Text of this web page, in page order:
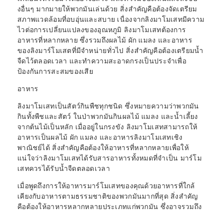
งอื่นๆ มากมายให้พวกมันเล่นด้วย สิ่งสำคัญคือต้องจัดเตรียม
สภาพแวดล้อมที่อบอุ่นและสบาย เนื่องจากลิงมาโมเสทมีความ
ไวต่อการเปลี่ยนแปลงของอุณหภูมิ ลิงมาโมเสทต้องการ
อาหารที่หลากหลาย ซึ่งรวมถึงผลไม้ ผัก แมลง และอาหาร
ของลิงมาร์โมเสตที่มีจำหน่ายทั่วไป สิ่งสำคัญคือต้องเตรียมน้ำ
จืดไว้ตลอดเวลา และทำความสะอาดกรงเป็นประจำเพื่อ
ป้องกันการสะสมของเสีย
อาหาร
ลิงมาโมเสทเป็นสัตว์กินพืชทุกชนิด ซึ่งหมายความว่าพวกมัน
กินทั้งพืชและสัตว์ ในป่าพวกมันกินผลไม้ แมลง และน้ำเลี้ยง
จากต้นไม้เป็นหลัก เมื่ออยู่ในกรงขัง ลิงมาโมเสทสามารถให้
อาหารเป็นผลไม้ ผัก แมลง และอาหารลิงมาโมเสทเชิง
พาณิชย์ได้ สิ่งสำคัญคือต้องให้อาหารที่หลากหลายเพื่อให้
แน่ใจว่าลิงมาโมเสทได้รับสารอาหารทั้งหมดที่จำเป็น มาร์โม
เสทควรได้รับน้ำจืดตลอดเวลา
เมื่อพูดถึงการให้อาหารมาร์โมเสทของคุณด้วยอาหารที่ใกล้
เคียงกับอาหารตามธรรมชาติของพวกมันมากที่สุด สิ่งสำคัญ
คือต้องให้อาหารหลากหลายประเภทแก่พวกมัน ซึ่งอาจรวมถึง